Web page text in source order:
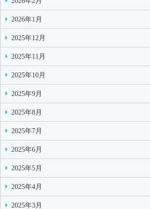
2026年1月
2025年12月
2025年11月
2025年10月
2025年9月
2025年8月
2025年7月
2025年6月
2025年5月
2025年4月
2025年3月